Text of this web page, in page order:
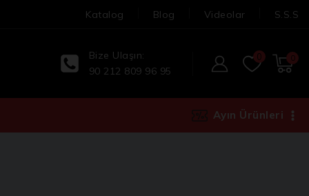
Katalog Blog Videolar S.S.S
Bize Ulaşın:
90 212 809 96 95
0 0
Ayın Ürünleri